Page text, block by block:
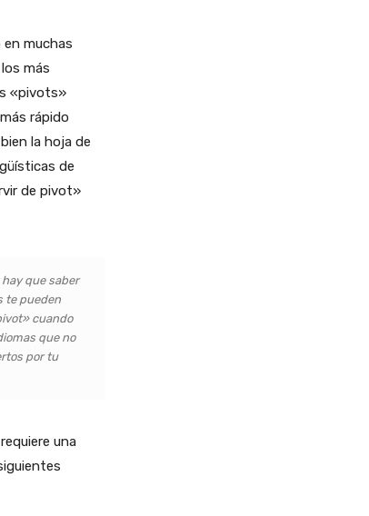
muchas
más
«pivots»
rápido
la hoja de
de
de pivot»
que saber
te pueden
cuando
que no
por tu
una